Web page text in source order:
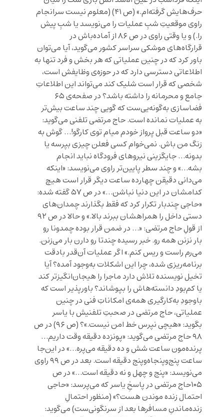
حرف‌هایش گرفته‌ام.» (ص ۴۱) (معلوم نیست سرانجام
راوی موقعیتِ شبِ عملیات را می‌نویسد یا شبِ پیش
را.) و یا وقتی راوی در ص ۸۶ از آماده‌‌باش در
قرارگاه‌های موشکی سراسر کشور می‌گوید، آیا می‌توان
باور کرد که در چنین عملیاتی که هر بخش و فرد تنها به
اطلاعاتی دسترسی دارد که در حوزه‌ی وظایفش است،
شخصی که قرار است شلیک کند می‌تواند این اطلاعاتِ
جامع و محرمانه را داشته باشد؟ در صفحه‌ی ۶۵
فضاسازی به‌گونه‌یی‌ست که گویی چند ساعت بیش‌تر
به عملیات نمانده است. حاج مرتضی تلفنی می‌گوید:
«دو ساعت قبل پرواز خودم میام توی کارگو!… گوش به
زنگ من باش. نمی‌خوام کسی فعلن چیزی بپرسه یا
بدونه… جایگزینی نیروهای فرودگاه نباید انجام
بشه…» و چند سطر پایین‌تر راوی می‌نویسد: «اینکه
می‌دانی دقیقن چهارده ساعت دیگر قرار است هیچ
کدامشان در این دنیا نباشن…» در ص ۵۷ گفته شده:
«حاجی چندبار تکرار کرد که فقط بگذارند چمدان‌های
دستی داخل را همراهشان ببرند بالا.» و حالا در ص ۹۲
از قولِ حاج مرتضی: «… در ضمن قرار بوده چمدونا رو
بار نزنن همه رو. خبر رسیده چندتا رو دارن بار می‌زنن.
می‌رم راست و ریس کنم.» اگر عملیات آن‌قدر بادقت
برنامه‌ریزی شده، چرا این اشکلات به‌وجود آمده؟ آیا
تخیل نویسنده تلاش دارد ماجرا را هیجان‌انگیزتر کند
یا کم‌بودِ دانسته‌هاش را بپوشاند؟ باورپذیر است که
باوجودِ به‌کارگیری همه‌ی امکاناتِ فنی در چنین
عملیاتی، حاج مرتضی در صحبتِ تلفنیش با یاسر
بگوید: «هیچی نپرس خط امن نیست.»؟ (ص ۹۶) در ص
۹۸ حاج مرتضی می‌گوید: «پونزده دقیقه وقت داریم…
پرنده‌مون ساعت شش و ده دقیقه می‌پره…» در این‌جا
ساعت پنج‌وپنجاه‌وپنج دقیقه است. بعد در ص ۹۹ راوی
می‌نویسد: «پنج و چهل‌ و نه دقیقه است…» در ص
۱۰۵حاج مرتضی در پاسخِ یاسر که می‌پرسد: «حاجی
احتمال زنده موندن هست؟» (منظور احتمالِ
زنده‌ماندنِ مسافرها بعد از سرنگونی‌ست) می‌گوید: